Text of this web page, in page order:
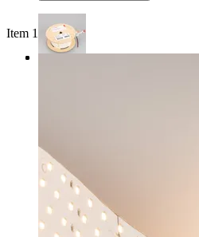
Item 1 of 3